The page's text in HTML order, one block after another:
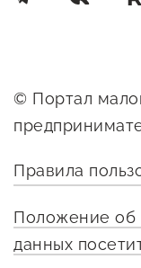
© Портал
Правила
Положение об
данных